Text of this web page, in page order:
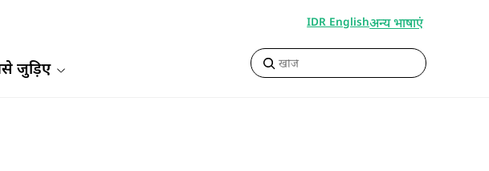
जुड़िए
IDR Englishअन्य भाषाएं